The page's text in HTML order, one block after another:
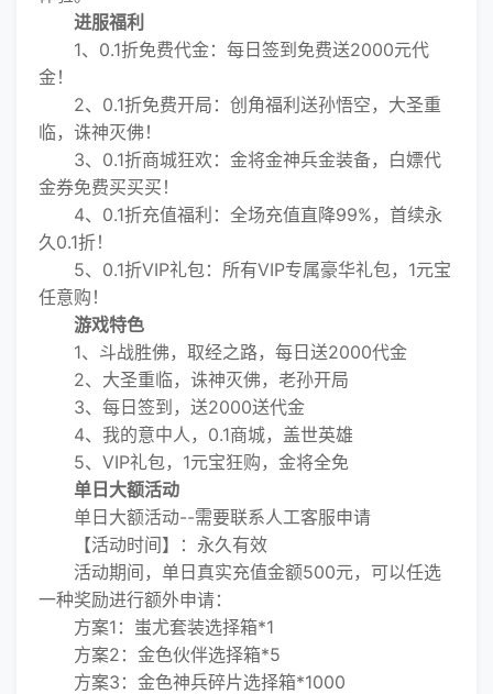
进服福利
1、0.1折免费代金：每日签到免费送2000元代
金！
2、0.1折免费开局：创角福利送孙悟空，大圣重
临，诛神灭佛！
3、0.1折商城狂欢：金将金神兵金装备，白嫖代
金券免费买买买！
4、0.1折充值福利：全场充值直降99%，首续永
久0.1折！
5、0.1折VIP礼包：所有VIP专属豪华礼包，1元宝
任意购！
游戏特色
1、斗战胜佛，取经之路，每日送2000代金
2、大圣重临，诛神灭佛，老孙开局
3、每日签到，送2000送代金
4、我的意中人，0.1商城，盖世英雄
5、VIP礼包，1元宝狂购，金将全免
单日大额活动
单日大额活动--需要联系人工客服申请
【活动时间】：永久有效
活动期间，单日真实充值金额500元，可以任选
一种奖励进行额外申请：
方案1：蚩尤套装选择箱*1
方案2：金色伙伴选择箱*5
方案3：金色神兵碎片选择箱*1000